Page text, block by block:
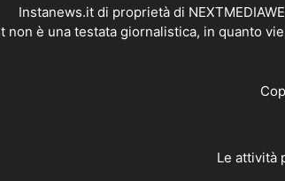
Instanews.it di proprietà di
non è una testata giornalistica, in quanto
Le attività